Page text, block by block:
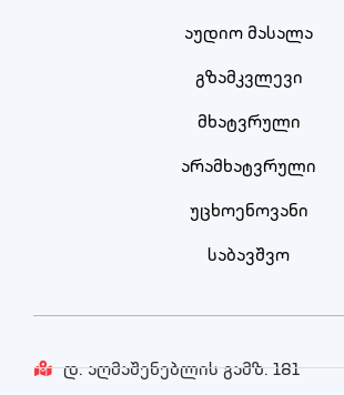
აუდიო მასალა
გზამკვლევი
მხატვრული
არამხატვრული
უცხოენოვანი
საბავშვო
დ. აღმაშენებლის გამზ. 181